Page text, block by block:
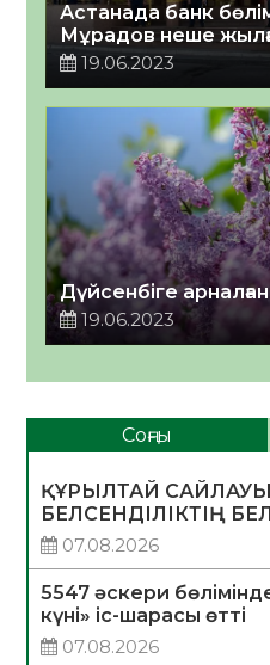
Астанада банк
Мұрадов неше
19.06.2023
Дүйсенбіге
19.06.2023
Соңғы
ҚҰРЫЛТАЙ САЙЛАУЫ
БЕЛСЕНДІЛІКТІҢ
07.08.2026
5547 әскери
күні» іс-шарасы өтті
07.08.2026